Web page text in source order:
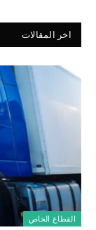
اخر المقالات
القطاع الخاص